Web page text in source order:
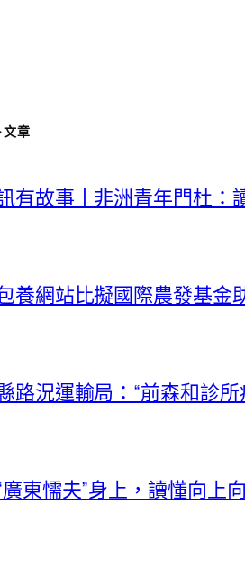
章
有故事丨非洲青年門杜：
養網站比擬國際農發基金
路況運輸局：“前森和診
廣東懦夫”身上，讀懂向上